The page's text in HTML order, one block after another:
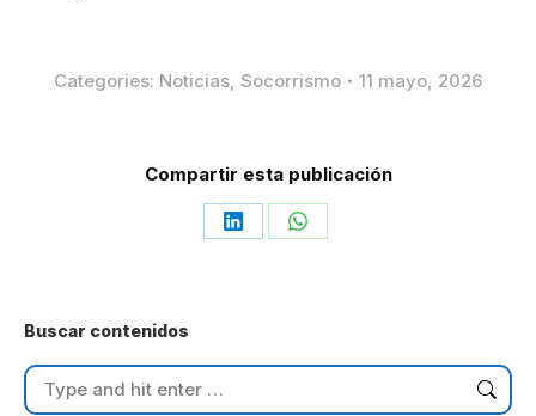
Categories: Noticias Socorrismo 11 mayo, 2026
Compartir esta publicación
Share Share
Buscar contenidos
Search: